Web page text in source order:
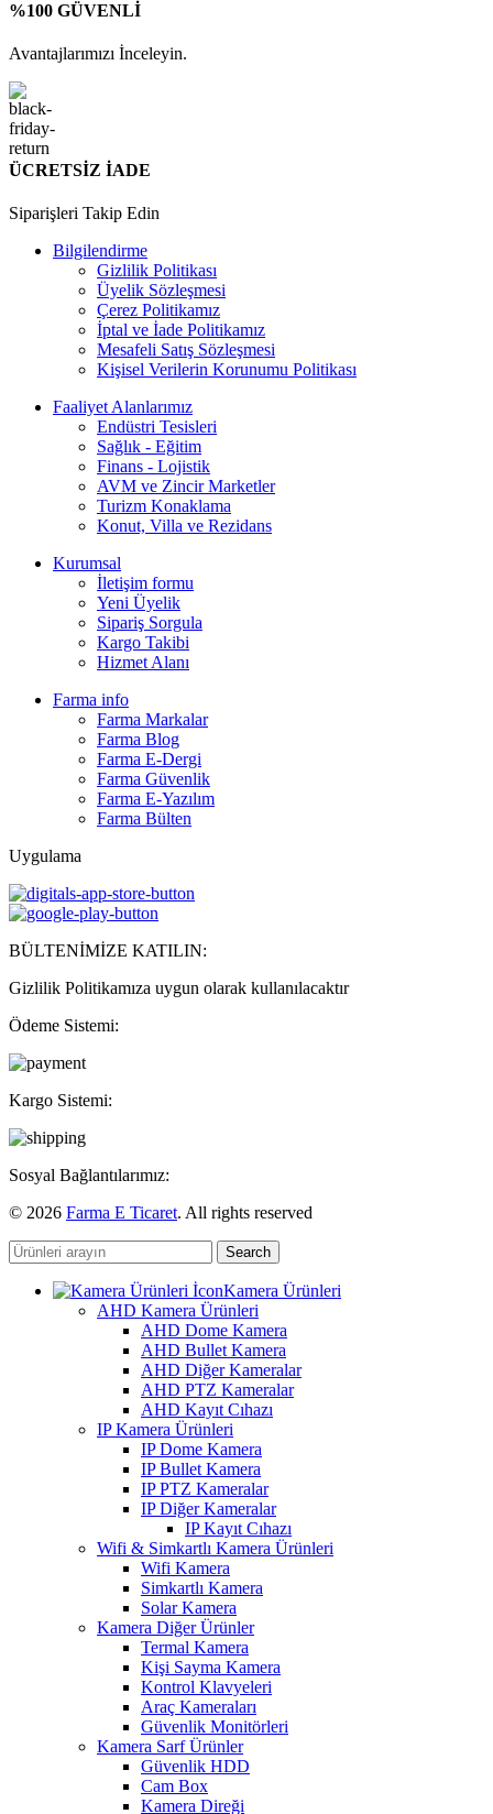
%100 GÜVENLİ
Avantajlarımızı İnceleyin.
ÜCRETSİZ İADE
Siparişleri Takip Edin
Bilgilendirme
Gizlilik Politikası
Üyelik Sözleşmesi
Çerez Politikamız
İptal ve İade Politikamız
Mesafeli Satış Sözleşmesi
Kişisel Verilerin Korunumu Politikası
Faaliyet Alanlarımız
Endüstri Tesisleri
Sağlık - Eğitim
Finans - Lojistik
AVM ve Zincir Marketler
Turizm Konaklama
Konut, Villa ve Rezidans
Kurumsal
İletişim formu
Yeni Üyelik
Sipariş Sorgula
Kargo Takibi
Hizmet Alanı
Farma info
Farma Markalar
Farma Blog
Farma E-Dergi
Farma Güvenlik
Farma E-Yazılım
Farma Bülten
Uygulama
BÜLTENİMİZE KATILIN:
Gizlilik Politikamıza uygun olarak kullanılacaktır
Ödeme Sistemi:
Kargo Sistemi:
Sosyal Bağlantılarımız:
© 2026 Farma E Ticaret. All rights reserved
Search
Kamera Ürünleri
AHD Kamera Ürünleri
AHD Dome Kamera
AHD Bullet Kamera
AHD Diğer Kameralar
AHD PTZ Kameralar
AHD Kayıt Cıhazı
IP Kamera Ürünleri
IP Dome Kamera
IP Bullet Kamera
IP PTZ Kameralar
IP Diğer Kameralar
IP Kayıt Cıhazı
Wifi & Simkartlı Kamera Ürünleri
Wifi Kamera
Simkartlı Kamera
Solar Kamera
Kamera Diğer Ürünler
Termal Kamera
Kişi Sayma Kamera
Kontrol Klavyeleri
Araç Kameraları
Güvenlik Monitörleri
Kamera Sarf Ürünler
Güvenlik HDD
Cam Box
Kamera Direği